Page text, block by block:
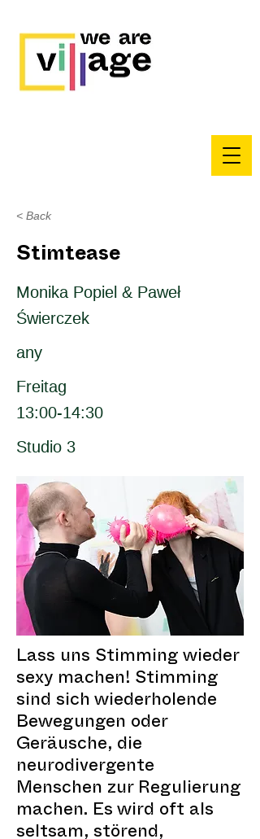
< Back
Stimtease
Monika Popiel & Paweł
Świerczek
any
Freitag
13:00-14:30
Studio 3
Lass uns Stimming wieder
sexy machen! Stimming
sind sich wiederholende
Bewegungen oder
Geräusche, die
neurodivergente
Menschen zur Regulierung
machen. Es wird oft als
seltsam, störend,